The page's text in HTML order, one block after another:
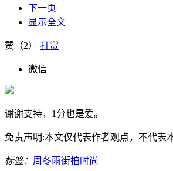
下一页
显示全文
赞（2） 打赏
微信
谢谢支持，1分也是爱。
免责声明:本文仅代表作者观点，不代表
标签： 周冬雨街拍时尚